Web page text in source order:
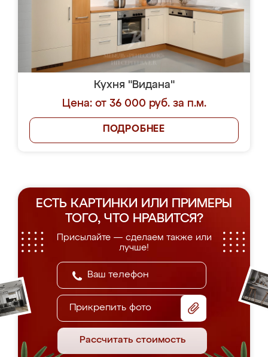
Кухня "Видана"
Цена: от 36 000 руб. за п.м.
ПОДРОБНЕЕ
ЕСТЬ КАРТИНКИ ИЛИ ПРИМЕРЫ
ТОГО, ЧТО НРАВИТСЯ?
Присылайте — сделаем также или
лучше!
Прикрепить фото
Рассчитать стоимость